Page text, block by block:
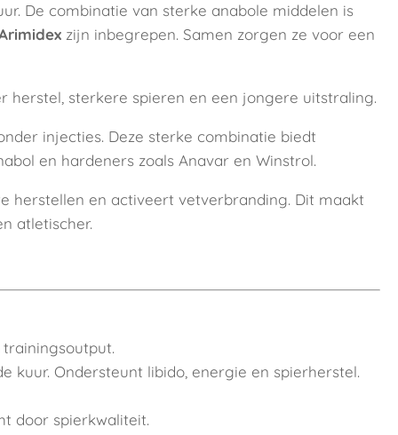
De combinatie van sterke anabole middelen is
zijn inbegrepen. Samen zorgen ze voor een
herstel, sterkere spieren en een jongere uitstraling.
injecties. Deze sterke combinatie biedt
en hardeners zoals Anavar en Winstrol.
herstellen en activeert vetverbranding. Dit maakt
atletischer.
kuur. Ondersteunt libido, energie en spierherstel.
door spierkwaliteit.